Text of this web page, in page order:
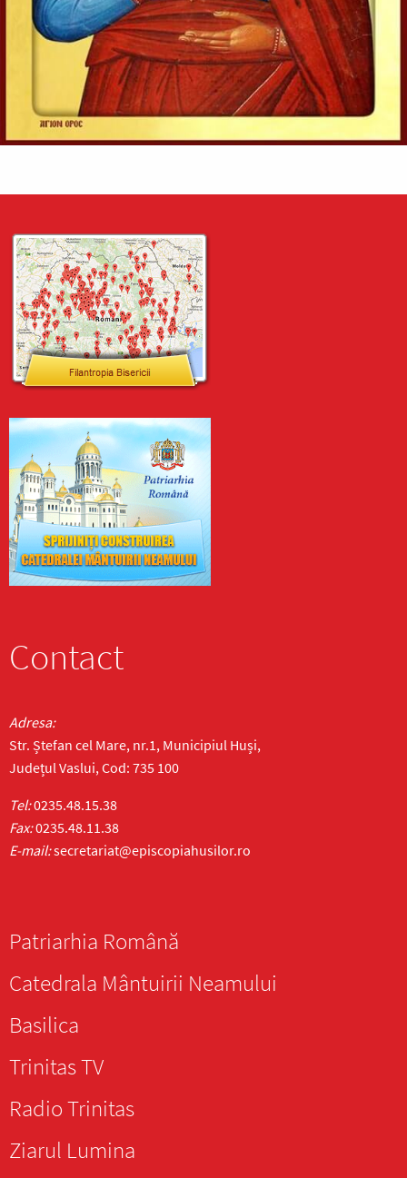
Contact
Adresa:
Str. Ștefan cel Mare, nr.1, Municipiul Huși,
Județul Vaslui, Cod: 735 100
Tel:0235.48.15.38
Fax:0235.48.11.38
E-mail:secretariat@episcopiahusilor.ro
Patriarhia Română
Catedrala Mântuirii Neamului
Basilica
Trinitas TV
Radio Trinitas
Ziarul Lumina